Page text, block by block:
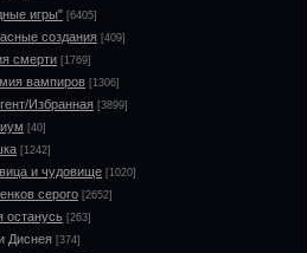
игры" [6405]
создания [409]
смерти [1769]
вампиров [1306]
Избранная [3899]
[40]
[1242]
и чудовище [1020]
серого [2652]
останусь [263]
Диснея [374]